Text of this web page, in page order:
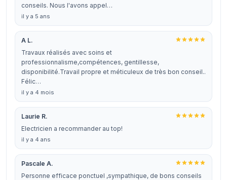
conseils. Nous l'avons appel…
il y a 5 ans
A L.
Travaux réalisés avec soins et
professionnalisme,compétences, gentillesse,
disponibilité.Travail propre et méticuleux de très bon conseil..
Félic…
il y a 4 mois
Laurie R.
Electricien a recommander au top!
il y a 4 ans
Pascale A.
Personne efficace ponctuel ,sympathique, de bons conseils